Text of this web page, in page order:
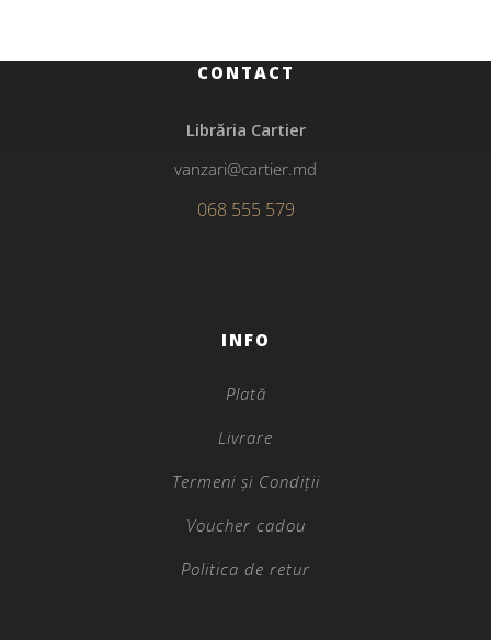
CONTACT
Librăria Cartier
vanzari@cartier.md
068 555 579
INFO
Plată
Livrare
Termeni și Condiții
Voucher cadou
Politica de retur